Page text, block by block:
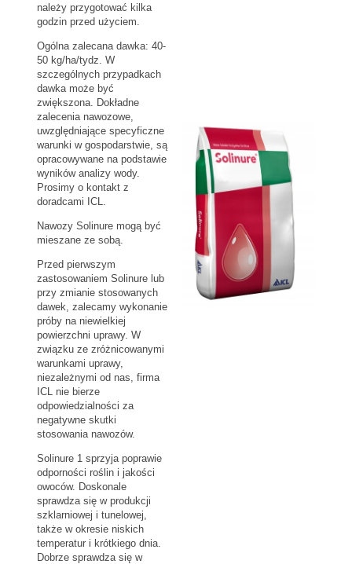
należy przygotować kilka
godzin przed użyciem.
Ogólna zalecana dawka: 40-
50 kg/ha/tydz. W
szczególnych przypadkach
dawka może być
zwiększona. Dokładne
zalecenia nawozowe,
uwzględniające specyficzne
warunki w gospodarstwie, są
opracowywane na podstawie
wyników analizy wody.
Prosimy o kontakt z
doradcami ICL.
Nawozy Solinure mogą być
mieszane ze sobą.
Przed pierwszym
zastosowaniem Solinure lub
przy zmianie stosowanych
dawek, zalecamy wykonanie
próby na niewielkiej
powierzchni uprawy. W
związku ze zróżnicowanymi
warunkami uprawy,
niezależnymi od nas, firma
ICL nie bierze
odpowiedzialności za
negatywne skutki
stosowania nawozów.
Solinure 1 sprzyja poprawie
odporności roślin i jakości
owoców. Doskonale
sprawdza się w produkcji
szklarniowej i tunelowej,
także w okresie niskich
temperatur i krótkiego dnia.
Dobrze sprawdza się w